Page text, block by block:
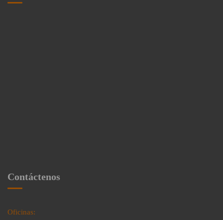
Contáctenos
Oficinas: